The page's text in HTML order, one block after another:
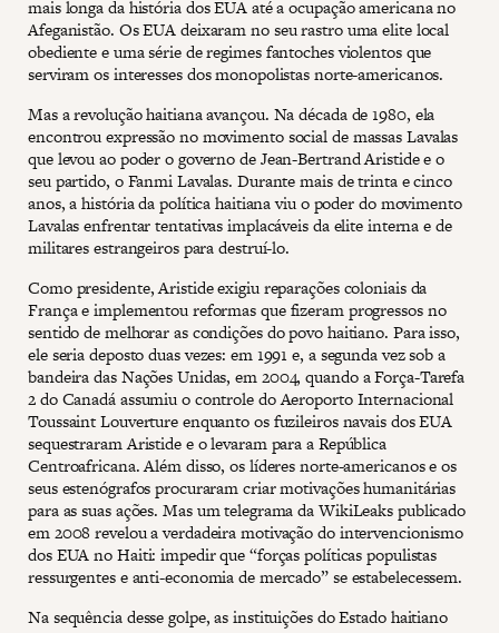
mais longa da história dos EUA até a ocupação americana no
Afeganistão. Os EUA deixaram no seu rastro uma elite local
obediente e uma série de regimes fantoches violentos que
serviram os interesses dos monopolistas norte-americanos.
Mas a revolução haitiana avançou. Na década de 1980, ela
encontrou expressão no movimento social de massas Lavalas
que levou ao poder o governo de Jean-Bertrand Aristide e o
seu partido, o Fanmi Lavalas. Durante mais de trinta e cinco
anos, a história da política haitiana viu o poder do movimento
Lavalas enfrentar tentativas implacáveis da elite interna e de
militares estrangeiros para destruí-lo.
Como presidente, Aristide exigiu reparações coloniais da
França e implementou reformas que fizeram progressos no
sentido de melhorar as condições do povo haitiano. Para isso,
ele seria deposto duas vezes: em 1991 e, a segunda vez sob a
bandeira das Nações Unidas, em 2004, quando a Força-Tarefa
2 do Canadá assumiu o controle do Aeroporto Internacional
Toussaint Louverture enquanto os fuzileiros navais dos EUA
sequestraram Aristide e o levaram para a República
Centroafricana. Além disso, os líderes norte-americanos e os
seus estenógrafos procuraram criar motivações humanitárias
para as suas ações. Mas um telegrama da WikiLeaks publicado
em 2008 revelou a verdadeira motivação do intervencionismo
dos EUA no Haiti: impedir que “forças políticas populistas
ressurgentes e anti-economia de mercado” se estabelecessem.
Na sequência desse golpe, as instituições do Estado haitiano